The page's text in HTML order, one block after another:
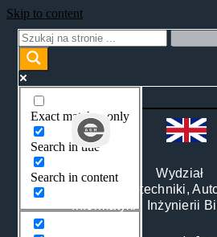
Skip to content
Exact matches only
Search in title
Search in content
Wydział
Elektrotechniki,
Informatyki i Inżynierii